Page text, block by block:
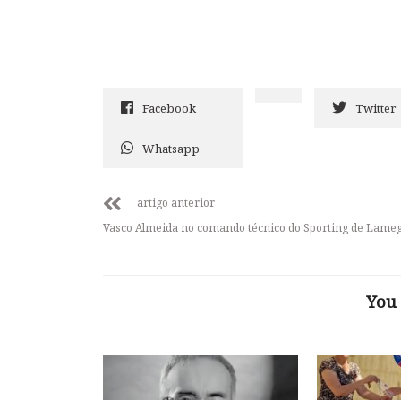
Facebook Twitter
Whatsapp
artigo anterior
Vasco Almeida no comando técnico do Sporting de